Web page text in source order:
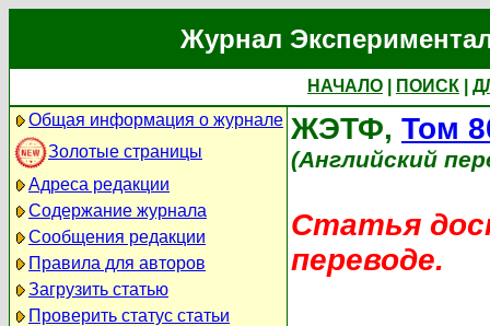
Журнал
НАЧАЛО ПОИСК
Общая информация о журнале
Золотые страницы
Адреса редакции
Содержание журнала
Сообщения редакции
Правила для авторов
Загрузить статью
Проверить статус статьи
ЖЭТФ, Том
(Английский
Статья
переводе.